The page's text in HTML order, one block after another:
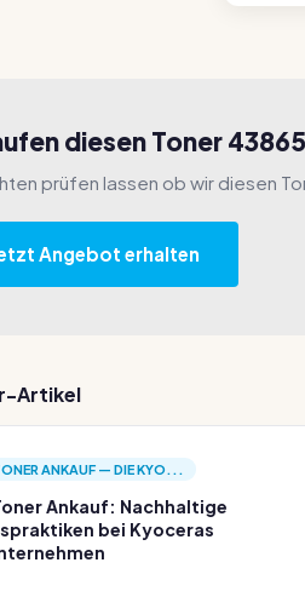
diesen Toner
prüfen lassen ob wir diesen
Angebot erhalten
Artikel
ANKAUF — DIE KYO...
Ankauf: Nachhaltige
bei Kyoceras